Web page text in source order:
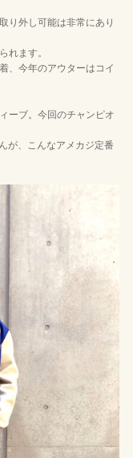
り外し可能は非常にあり
れます。
、今年のアウターはコイ
ーブ。今回のチャンピオ
が、こんなアメカジ定番